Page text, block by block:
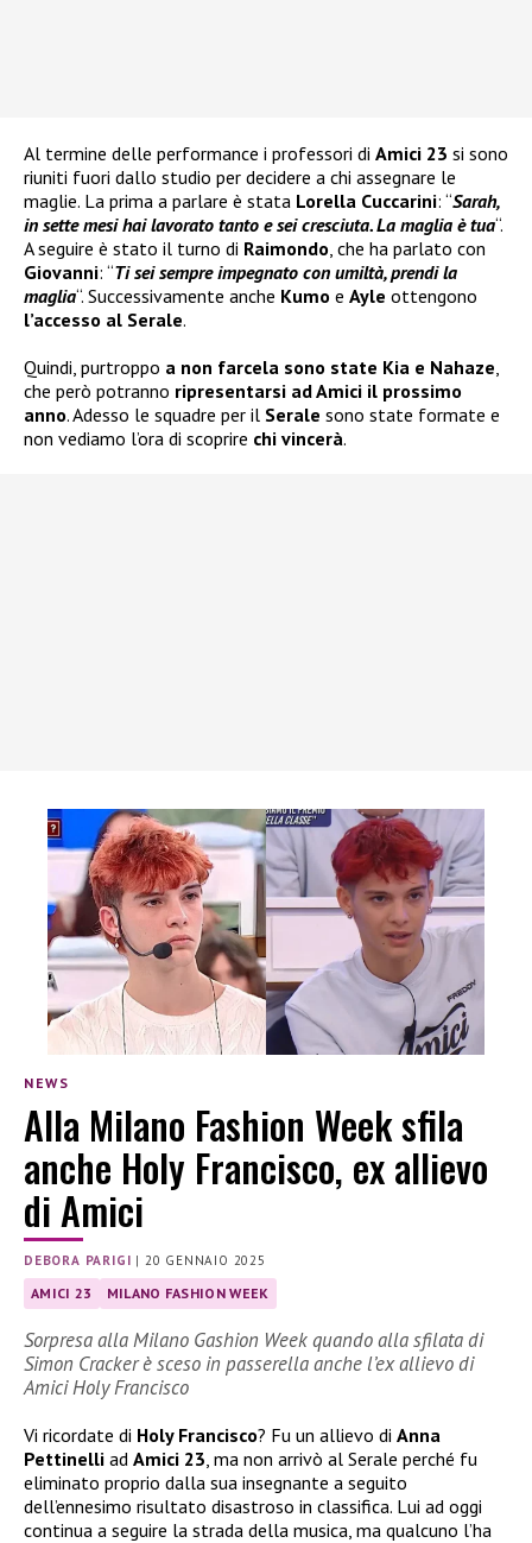
Al termine delle performance i professori di Amici 23 si sono
riuniti fuori dallo studio per decidere a chi assegnare le
maglie. La prima a parlare è stata Lorella Cuccarini: “Sarah,
in sette mesi hai lavorato tanto e sei cresciuta. La maglia è tua“.
A seguire è stato il turno di Raimondo, che ha parlato con
Giovanni: “Ti sei sempre impegnato con umiltà, prendi la
maglia“. Successivamente anche Kumo e Ayle ottengono
l’accesso al Serale.
Quindi, purtroppo a non farcela sono state Kia e Nahaze,
che però potranno ripresentarsi ad Amici il prossimo
anno. Adesso le squadre per il Serale sono state formate e
non vediamo l’ora di scoprire chi vincerà.
NEWS
Alla Milano Fashion Week sfila
anche Holy Francisco, ex allievo
di Amici
DEBORA PARIGI | 20 GENNAIO 2025
AMICI 23 MILANO FASHION WEEK
Sorpresa alla Milano Gashion Week quando alla sfilata di
Simon Cracker è sceso in passerella anche l’ex allievo di
Amici Holy Francisco
Vi ricordate di Holy Francisco? Fu un allievo di Anna
Pettinelli ad Amici 23, ma non arrivò al Serale perché fu
eliminato proprio dalla sua insegnante a seguito
dell’ennesimo risultato disastroso in classifica. Lui ad oggi
continua a seguire la strada della musica, ma qualcuno l’ha